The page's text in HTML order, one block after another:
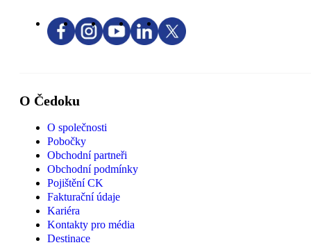
O Čedoku
O společnosti
Pobočky
Obchodní partneři
Obchodní podmínky
Pojištění CK
Fakturační údaje
Kariéra
Kontakty pro média
Destinace